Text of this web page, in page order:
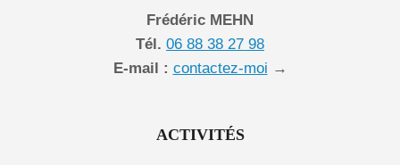
Frédéric MEHN
Tél. 06 88 38 27 98
E-mail : contactez-moi →
ACTIVITÉS